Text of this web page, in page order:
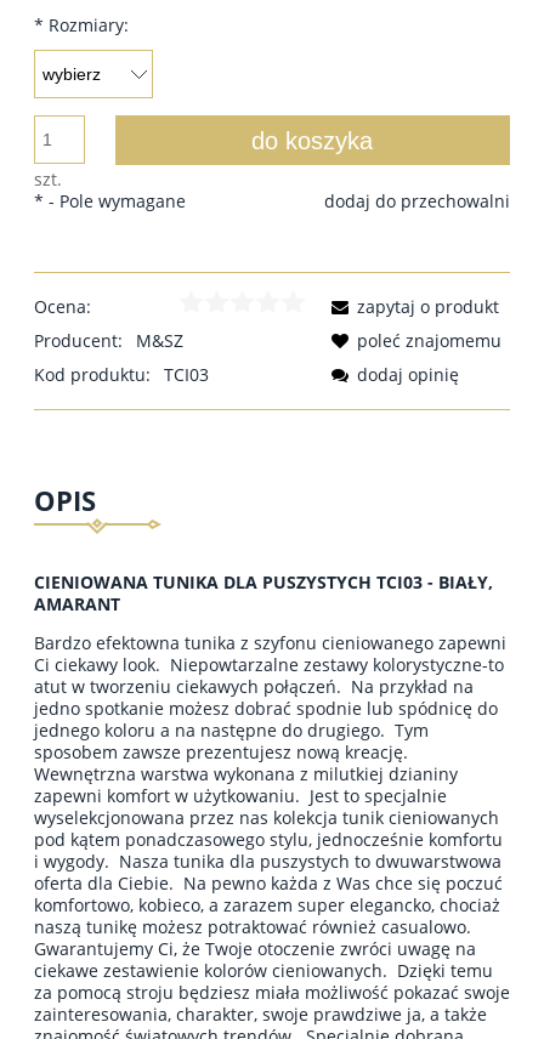
* Rozmiary:
szt.
do koszyka
dodaj do przechowalni
* - Pole wymagane
Ocena:
Producent:
M&SZ
Kod produktu:
TCI03
zapytaj o produkt
poleć znajomemu
dodaj opinię
OPIS
CIENIOWANA TUNIKA DLA PUSZYSTYCH TCI03 - BIAŁY,
AMARANT
Bardzo efektowna tunika z szyfonu cieniowanego zapewni
Ci ciekawy look. Niepowtarzalne zestawy kolorystyczne-to
atut w tworzeniu ciekawych połączeń. Na przykład na
jedno spotkanie możesz dobrać spodnie lub spódnicę do
jednego koloru a na następne do drugiego. Tym
sposobem zawsze prezentujesz nową kreację.
Wewnętrzna warstwa wykonana z milutkiej dzianiny
zapewni komfort w użytkowaniu. Jest to specjalnie
wyselekcjonowana przez nas kolekcja tunik cieniowanych
pod kątem ponadczasowego stylu, jednocześnie komfortu
i wygody. Nasza tunika dla puszystych to dwuwarstwowa
oferta dla Ciebie. Na pewno każda z Was chce się poczuć
komfortowo, kobieco, a zarazem super elegancko, chociaż
naszą tunikę możesz potraktować również casualowo.
Gwarantujemy Ci, że Twoje otoczenie zwróci uwagę na
ciekawe zestawienie kolorów cieniowanych. Dzięki temu
za pomocą stroju będziesz miała możliwość pokazać swoje
zainteresowania, charakter, swoje prawdziwe ja, a także